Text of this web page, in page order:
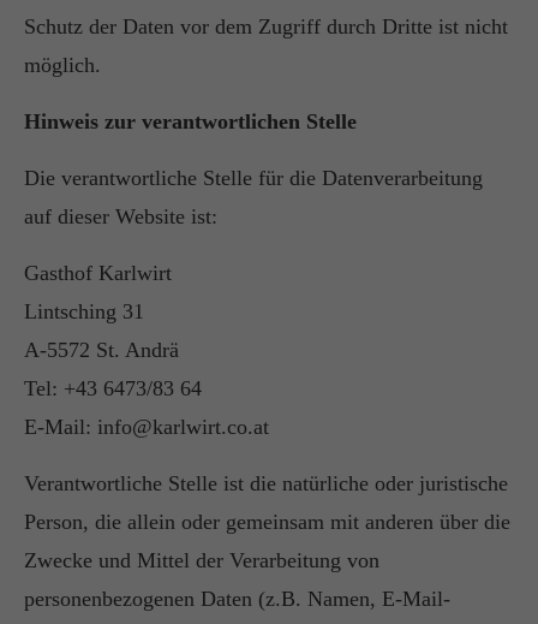
Schutz der Daten vor dem Zugriff durch Dritte ist nicht
möglich.
Hinweis zur verantwortlichen Stelle
Die verantwortliche Stelle für die Datenverarbeitung
auf dieser Website ist:
Gasthof Karlwirt
Lintsching 31
A-5572 St. Andrä
Tel: +43 6473/83 64
E-Mail: info@karlwirt.co.at
Verantwortliche Stelle ist die natürliche oder juristische
Person, die allein oder gemeinsam mit anderen über die
Zwecke und Mittel der Verarbeitung von
personenbezogenen Daten (z.B. Namen, E-Mail-